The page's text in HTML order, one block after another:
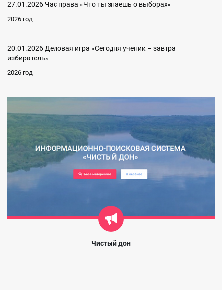
27.01.2026 Час права «Что ты знаешь о выборах»
2026 год
20.01.2026 Деловая игра «Сегодня ученик – завтра
избиратель»
2026 год
Чистый дон